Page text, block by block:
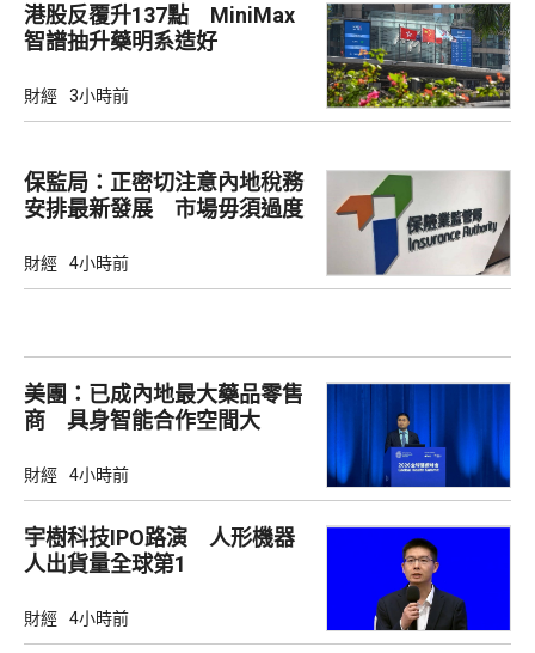
港股反覆升137點 MiniMax
智譜抽升藥明系造好
財經 3小時前
保監局：正密切注意內地稅務
安排最新發展 市場毋須過度
財經 4小時前
美團：已成內地最大藥品零售
商 具身智能合作空間大
財經 4小時前
宇樹科技IPO路演 人形機器
人出貨量全球第1
財經 4小時前